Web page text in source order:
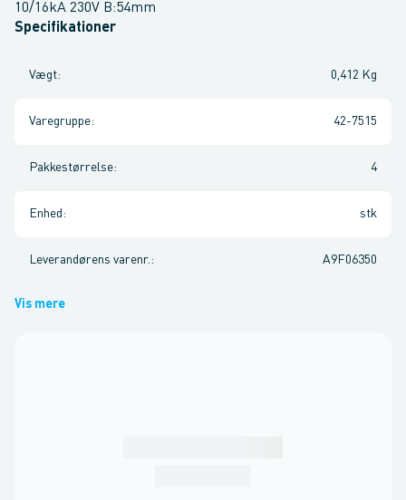
10/16kA 230V B:54mm
Specifikationer
Vægt: 0,412 Kg
Varegruppe: 42-7515
Pakkestørrelse: 4
Enhed : stk
Leverandørens varenr. : A9F06350
Vis mere